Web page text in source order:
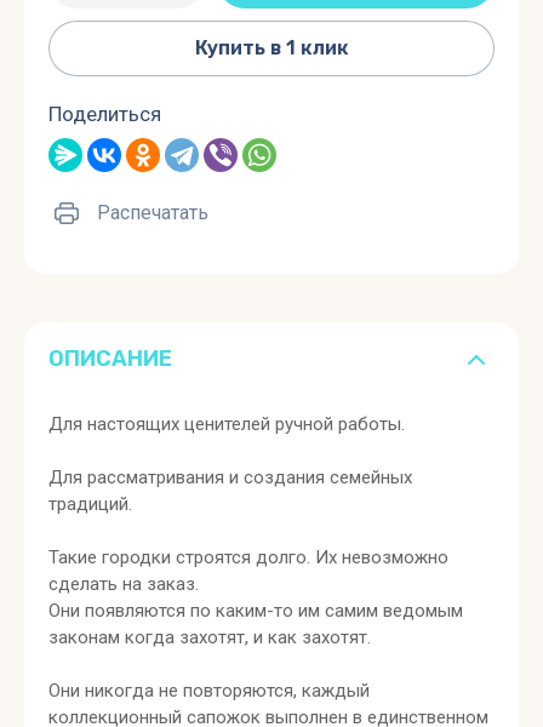
Купить в 1 клик
Поделиться
Распечатать
ОПИСАНИЕ
Для настоящих ценителей ручной работы.
Для рассматривания и создания семейных
традиций.
Такие городки строятся долго. Их невозможно
сделать на заказ.
Они появляются по каким-то им самим ведомым
законам когда захотят, и как захотят.
Они никогда не повторяются, каждый
коллекционный сапожок выполнен в единственном